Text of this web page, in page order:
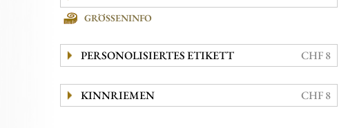
GRÖSSENINFO
PERSONOLISIERTES ETIKETT CHF 8
KINNRIEMEN CHF 8